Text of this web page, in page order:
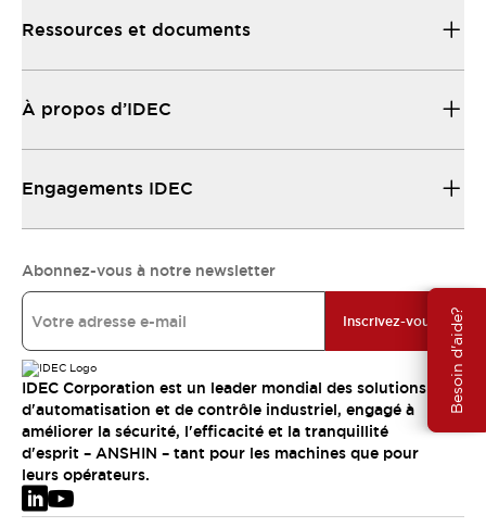
Besoin d'aide?
Ressources et documents
À propos d’IDEC
Engagements IDEC
Abonnez-vous à notre newsletter
Inscrivez-vous
IDEC Corporation est un leader mondial des solutions
d'automatisation et de contrôle industriel, engagé à
améliorer la sécurité, l'efficacité et la tranquillité
d'esprit – ANSHIN – tant pour les machines que pour
leurs opérateurs.